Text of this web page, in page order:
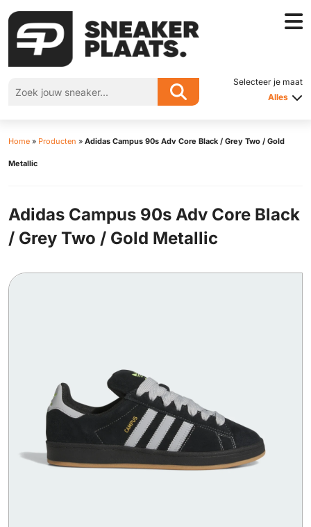
Selecteer je maat
Alles
Home » Producten » Adidas Campus 90s Adv Core Black / Grey Two / Gold
Metallic
Adidas Campus 90s Adv Core Black
/ Grey Two / Gold Metallic